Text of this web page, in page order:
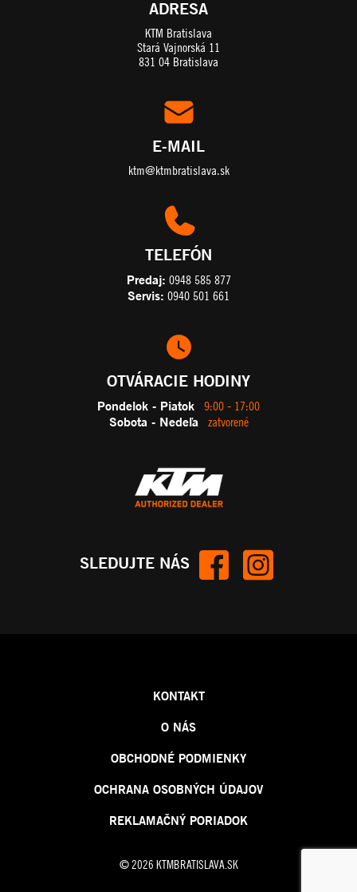
ADRESA
KTM Bratislava
Stará Vajnorská 11
831 04 Bratislava
E-MAIL
ktm@ktmbratislava.sk
TELEFÓN
Predaj: 0948 585 877
Servis: 0940 501 661
OTVÁRACIE HODINY
Pondelok - Piatok 9:00 - 17:00
Sobota - Nedeľa zatvorené
SLEDUJTE NÁS
KONTAKT
O NÁS
OBCHODNÉ PODMIENKY
OCHRANA OSOBNÝCH ÚDAJOV
REKLAMAČNÝ PORIADOK
© 2026 KTMBRATISLAVA.SK